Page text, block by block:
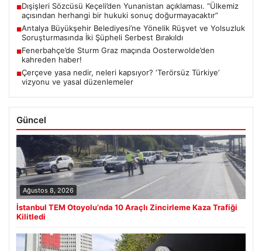
■Dışişleri Sözcüsü Keçeli’den Yunanistan açıklaması. “Ülkemiz
açısından herhangi bir hukuki sonuç doğurmayacaktır”
■Antalya Büyükşehir Belediyesi’ne Yönelik Rüşvet ve Yolsuzluk
Soruşturmasında İki Şüpheli Serbest Bırakıldı
■Fenerbahçe’de Sturm Graz maçında Oosterwolde’den
kahreden haber!
■Çerçeve yasa nedir, neleri kapsıyor? ‘Terörsüz Türkiye’
vizyonu ve yasal düzenlemeler
Güncel
Ağustos 8, 2026
İstanbul TEM Otoyolu’nda 10 Araçlı Zincirleme Kaza Trafiği
Kilitledi